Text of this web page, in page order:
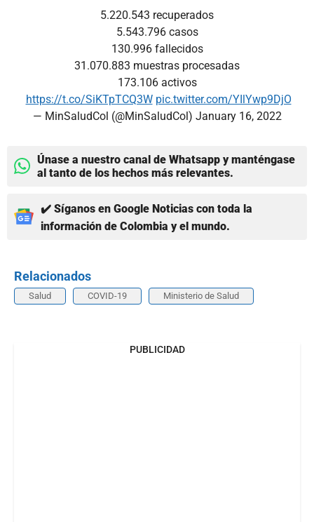
5.220.543 recuperados
5.543.796 casos
130.996 fallecidos
31.070.883 muestras procesadas
173.106 activos
https://t.co/SiKTpTCQ3W pic.twitter.com/YIlYwp9DjO
— MinSaludCol (@MinSaludCol) January 16, 2022
Únase a nuestro canal de Whatsapp y manténgase
al tanto de los hechos más relevantes.
✔️ Síganos en Google Noticias con toda la
información de Colombia y el mundo.
Relacionados
Salud COVID-19 Ministerio de Salud
PUBLICIDAD